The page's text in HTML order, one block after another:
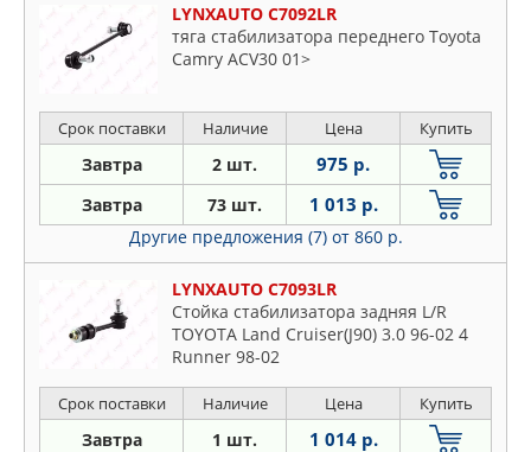
LYNXAUTO C7092LR
тяга стабилизатора переднего Toyota
Camry ACV30 01>
Срок поставки Наличие Цена Купить
Завтра 2 шт. 975 р.
Завтра 73 шт. 1 013 р.
Другие предложения (7) от 860 р.
LYNXAUTO C7093LR
Стойка стабилизатора задняя L/R
TOYOTA Land Cruiser(J90) 3.0 96-02 4
Runner 98-02
Срок поставки Наличие Цена Купить
Завтра 1 шт. 1 014 р.